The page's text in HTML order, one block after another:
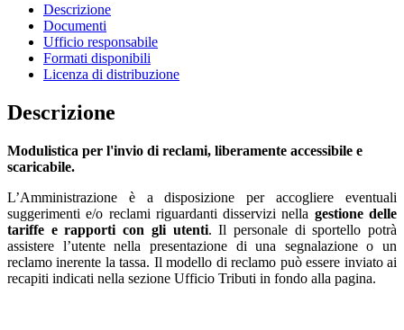
Descrizione
Documenti
Ufficio responsabile
Formati disponibili
Licenza di distribuzione
Descrizione
Modulistica per l'invio di reclami, liberamente accessibile e
scaricabile.
L’Amministrazione è a disposizione per accogliere eventuali
suggerimenti e/o reclami riguardanti disservizi nella gestione delle
tariffe e rapporti con gli utenti. Il personale di sportello potrà
assistere l’utente nella presentazione di una segnalazione o un
reclamo inerente la tassa. Il modello di reclamo può essere inviato ai
recapiti indicati nella sezione Ufficio Tributi in fondo alla pagina.